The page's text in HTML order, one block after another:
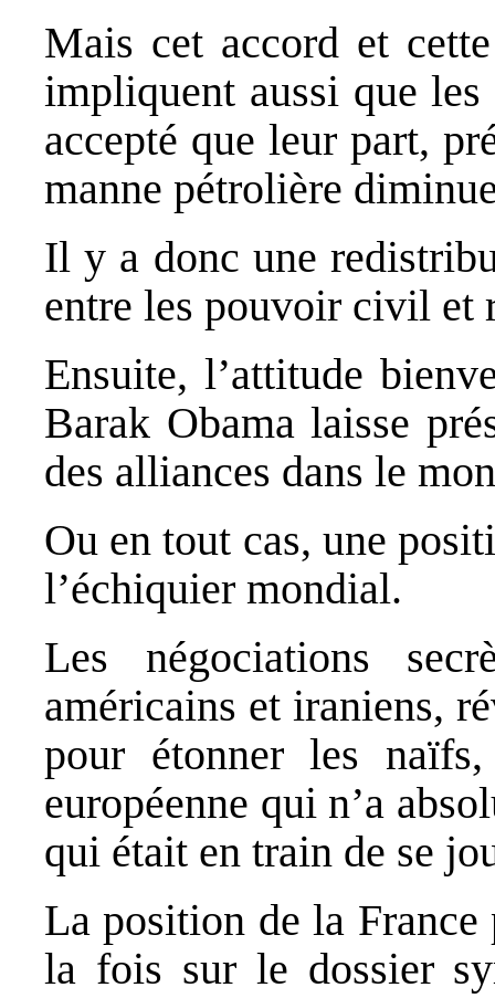
Mais cet accord et
impliquent aussi que
accepté que leur part,
manne pétrolière
Il y a donc une
entre les pouvoir civil et
Ensuite, l’attitude
Barak Obama laisse
des alliances dans le
Ou en tout cas, une
l’échiquier mondial.
Les négociations
américains et iraniens,
pour étonner les
européenne qui n’a
qui était en train de se
La position de la
la fois sur le dossier